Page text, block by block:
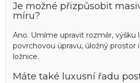
Je možné přizpůsobit
míru?
Ano. Umíme upravit rozměr, výšku
povrchovou úpravu, úložný prostor
ložnice.
Máte také luxusní řadu